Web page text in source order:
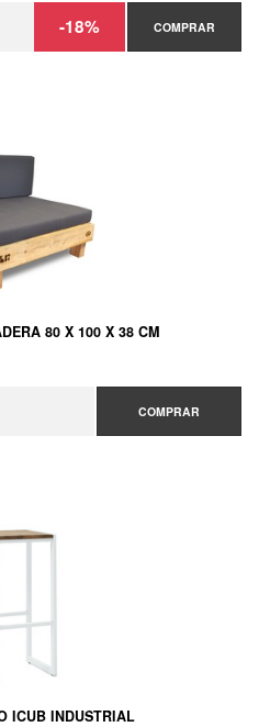
-18% COMPRAR
80 X 100 X 38 CM
COMPRAR
ICUB INDUSTRIAL